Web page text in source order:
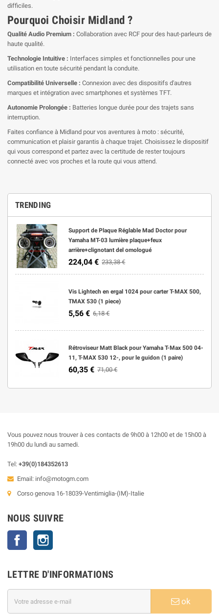
TRENDING
Support de Plaque Réglable Mad Doctor pour
Yamaha MT-03 lumière plaque+feux
arrière+clignotant del omologué
224,04 € 233,38 €
Vis Lightech en ergal 1024 pour carter T-MAX 500,
TMAX 530 (1 piece)
5,56 € 6,18 €
Rétroviseur Matt Black pour Yamaha T-Max 500 04-
11, T-MAX 530 12-, pour le guidon (1 paire)
60,35 € 71,00 €
difficiles.
Pourquoi Choisir Midland ?
Qualité Audio Premium : Collaboration avec RCF pour des haut-parleurs de
haute qualité.
Technologie Intuitive : Interfaces simples et fonctionnelles pour une
utilisation en toute sécurité pendant la conduite.
Compatibilité Universelle : Connexion avec des dispositifs d'autres
marques et intégration avec smartphones et systèmes TFT.
Autonomie Prolongée : Batteries longue durée pour des trajets sans
interruption.
Faites confiance à Midland pour vos aventures à moto : sécurité,
communication et plaisir garantis à chaque trajet. Choisissez le dispositif
qui vous correspond et partez avec la certitude de rester toujours
connecté avec vos proches et la route qui vous attend.
Vous pouvez nous trouver à ces contacts de 9h00 à 12h00 et de 15h00 à
19h00 du lundi au samedi.
Tel: +39(0)184352613
Email: info@motogm.com
Corso genova 16-18039-Ventimiglia-(IM)-Italie
NOUS SUIVRE
Facebook
LETTRE D'INFORMATIONS
ok